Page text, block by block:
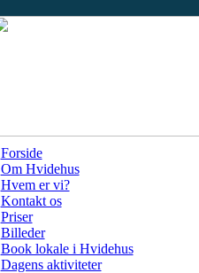
Forside
Om Hvidehus
Hvem er vi?
Kontakt os
Priser
Billeder
Book lokale i Hvidehus
Dagens aktiviteter